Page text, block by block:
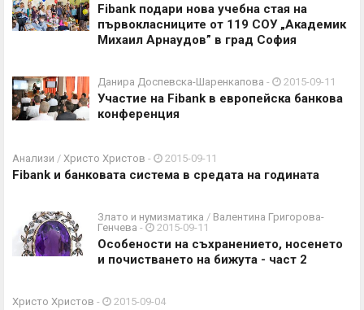
Fibank подари нова учебна стая на
първокласниците от 119 СОУ „Академик
Михаил Арнаудов” в град София
Данира Доспевска-Шаренкапова - 2015-09-11
Участие на Fibank в европейска банкова
конференция
Анализи / Христо Христов - 2015-09-11
Fibank и банковата система в средата на годината
Злато и нумизматика / Валентина Григорова-
Генчева - 2015-09-11
Особености на съхранението, носенето
и почистването на бижута - част 2
Христо Христов - 2015-09-04